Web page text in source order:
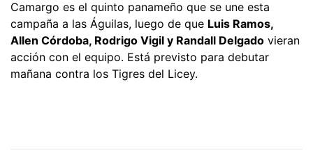
Camargo es el quinto panameño que se une esta
campaña a las Águilas, luego de que Luis Ramos,
Allen Córdoba, Rodrigo Vigil y Randall Delgado vieran
acción con el equipo. Está previsto para debutar
mañana contra los Tigres del Licey.